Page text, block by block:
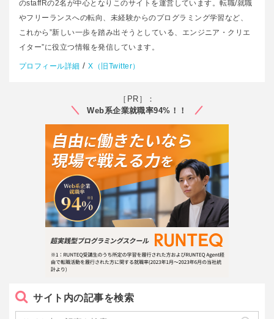
のstaffRの2名が中心となりこのサイトを運営しています。転職/就職
やフリーランスへの転向、未経験からのプログラミング学習など、
これから”新しい一歩を踏み出そうとしている、エンジニア・クリエ
イター”に役立つ情報を発信しています。
プロフィール詳細 /X（旧Twitter）
［PR］：
Web系企業就職率94%！！
サイト内の記事を検索